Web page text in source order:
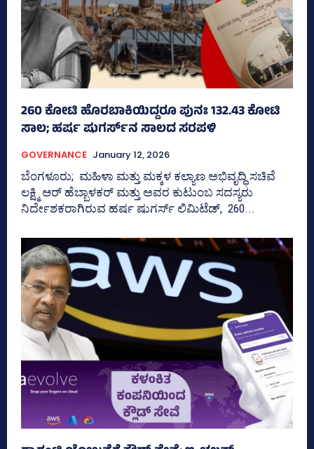
260 ಕೋಟಿ ಹೊರಬಾಕಿಯಿದ್ದರೂ ಪುನಃ 132.43 ಕೋಟಿ
ಸಾಲ; ಹರ್ಷ ಷುಗರ್ಸ್‌ನ ಸಾಲದ ಸರಪಳಿ
GOVERNANCE January 12, 2026
ಬೆಂಗಳೂರು; ಮಹಿಳಾ ಮತ್ತು ಮಕ್ಕಳ ಕಲ್ಯಾಣ ಅಭಿವೃದ್ಧಿ ಸಚಿವೆ
ಲಕ್ಷ್ಮಿ ಆರ್‍‌ ಹೆಬ್ಬಾಳಕರ್‍‌ ಮತ್ತು ಅವರ ಕುಟುಂಬ ಸದಸ್ಯರು
ನಿರ್ದೇಶಕರಾಗಿರುವ ಹರ್ಷ ಷುಗರ್ಸ್ ಲಿಮಿಟೆಡ್‌, 260...